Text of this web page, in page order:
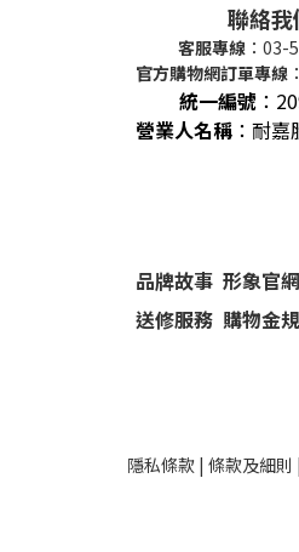
聯絡我
客服專線 ：03-
官方購物網訂單專線
統一編號 ：
營業人名稱 ：耐
品牌故事 形象官網
送修服務 購物金
隱私條款 | 條款及細則